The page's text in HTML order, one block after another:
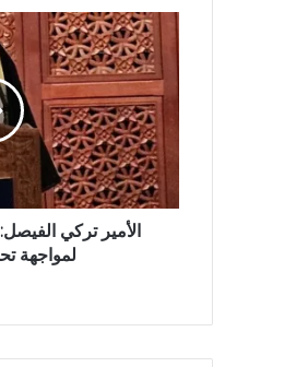
ي
ب
الأمير تركي
لمواجهة